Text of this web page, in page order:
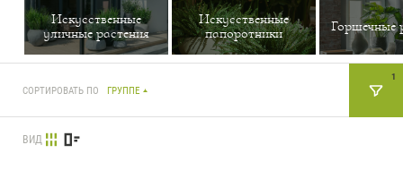
Искусственные
уличные растения
Искусственные
папоротники
Горшечные
1
СОРТИРОВАТЬ ПО ГРУППЕ
ВИД